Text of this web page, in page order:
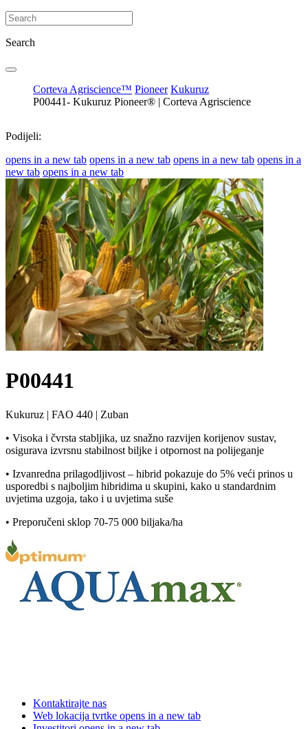
Search
Corteva Agriscience™ Pioneer Kukuruz
P00441- Kukuruz Pioneer® | Corteva Agriscience
Podijeli:
opens in a new tab opens in a new tab opens in a new tab opens in a
new tab opens in a new tab
P00441
Kukuruz | FAO 440 | Zuban
• Visoka i čvrsta stabljika, uz snažno razvijen korijenov sustav,
osigurava izvrsnu stabilnost biljke i otpornost na polijeganje
• Izvanredna prilagodljivost – hibrid pokazuje do 5% veći prinos u
usporedbi s najboljim hibridima u skupini, kako u standardnim
uvjetima uzgoja, tako i u uvjetima suše
• Preporučeni sklop 70-75 000 biljaka/ha
Kontaktirajte nas
Web lokacija tvrtke opens in a new tab